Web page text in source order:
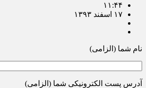
۱۱:۴۴
۱۷ اسفند ۱۳۹۳
نام شما (الزامی)
آدرس پست الکترونیکی شما (الزامی)